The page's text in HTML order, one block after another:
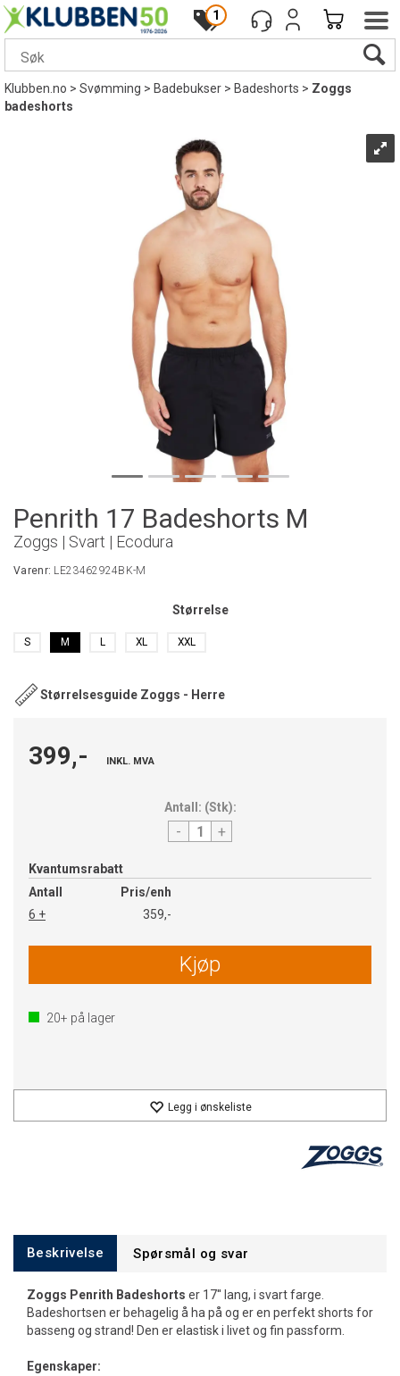
1
Klubben.no>Svømming>Badebukser>Badeshorts>Zoggs
badeshorts
Penrith 17 Badeshorts M
Zoggs | Svart | Ecodura
Varenr: LE23462924BK-M
Størrelse
S M L XL XXL
Størrelsesguide Zoggs - Herre
399,- INKL. MVA
Antall: (Stk):
- +
Kvantumsrabatt
Antall
Pris/enh
6 +
359,-
Kjøp
20+ på lager
Legg i ønskeliste
Beskrivelse Spørsmål og svar
Zoggs Penrith Badeshorts er 17'' lang, i svart farge.
Badeshortsen er behagelig å ha på og er en perfekt shorts for
basseng og strand! Den er elastisk i livet og fin passform.
Egenskaper: